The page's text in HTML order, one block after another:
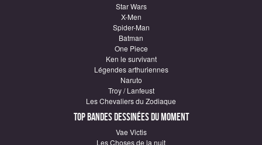
Star Wars
X-Men
Spider-Man
Batman
One Piece
Ken le survivant
Légendes arthuriennes
Naruto
Troy / Lanfeust
Les Chevaliers du Zodiaque
Top Bandes Dessinées du moment
Vae Victis
Les Choses de la nuit